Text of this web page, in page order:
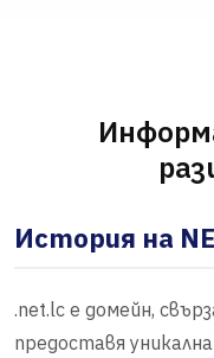
История на
.net.lc е домейн,
предоставя